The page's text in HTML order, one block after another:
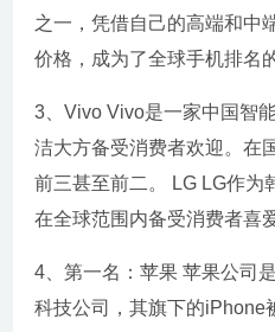
之一，凭借自己的高端和中
价格，成为了全球手机排名
3、Vivo Vivo是一家中国智
洁大方备受消费者欢迎。在
前三甚至前二。 LG LG作为
在全球范围内备受消费者喜
4、第一名：苹果 苹果公司
科技公司，其旗下的iPhone